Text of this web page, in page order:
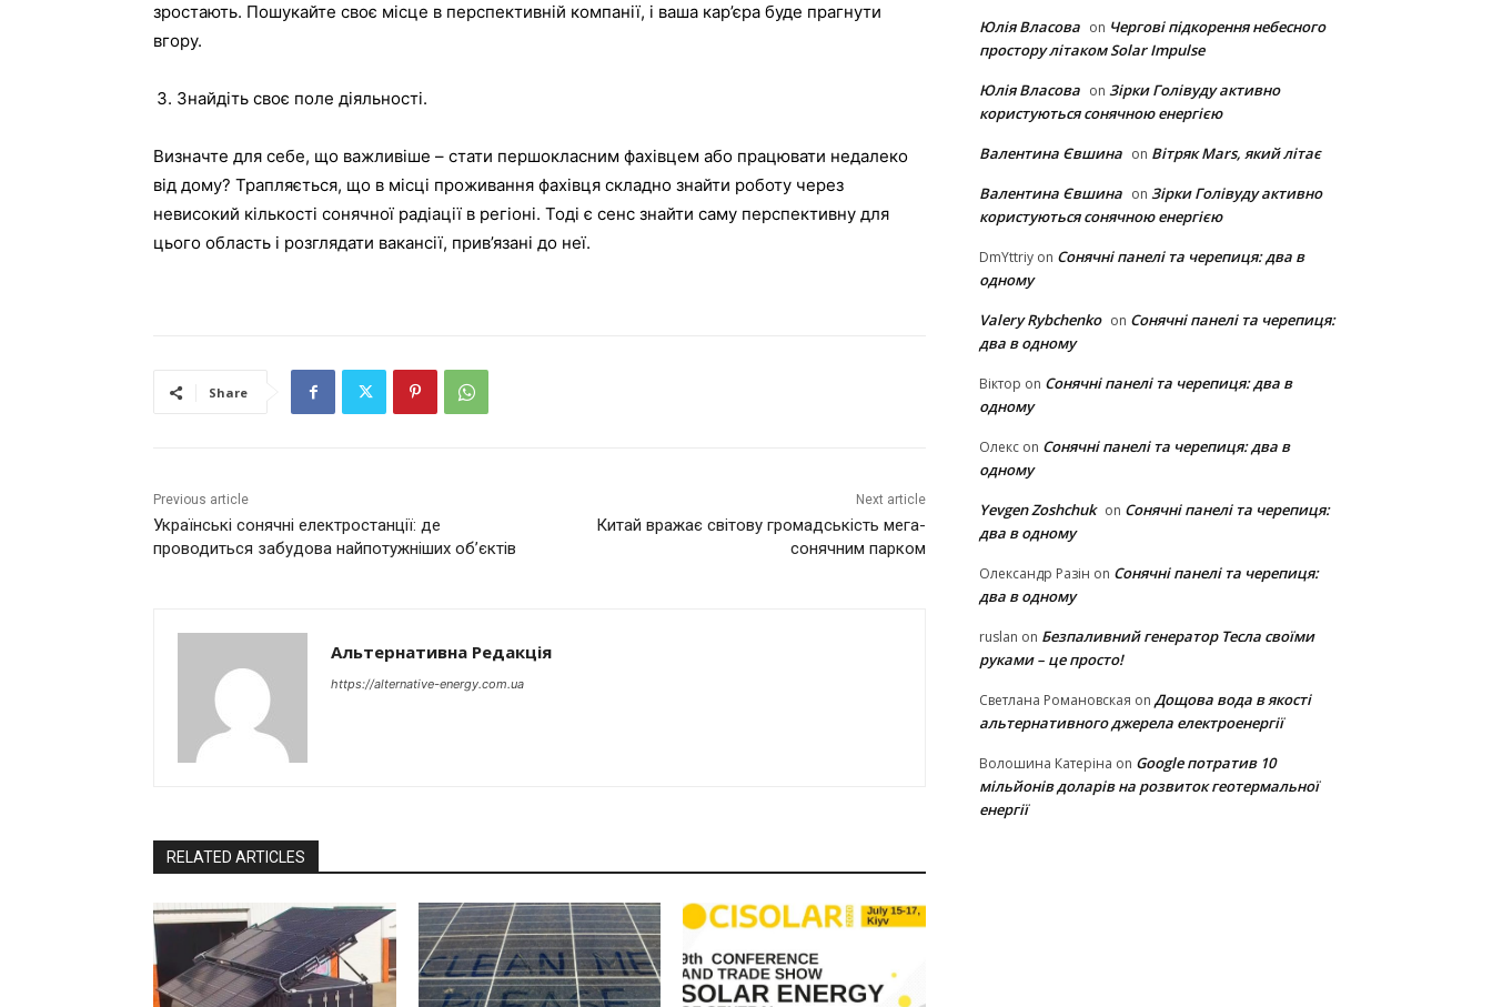
зростають. Пошукайте своє місце в перспективній компанії, і ваша кар’єра буде прагнути
вгору.
Знайдіть своє поле діяльності.
Визначте для себе, що важливіше – стати першокласним фахівцем або працювати недалеко
від дому? Трапляється, що в місці проживання фахівця складно знайти роботу через
невисокий кількості сонячної радіації в регіоні. Тоді є сенс знайти саму перспективну для
цього область і розглядати вакансії, прив’язані до неї.
Share
Previous article
Українські сонячні електростанції: де
проводиться забудова найпотужніших об’єктів
Next article
Китай вражає світову громадськість мега-
сонячним парком
Альтернативна Редакція
https://alternative-energy.com.ua
RELATED ARTICLES
Юлія Власова on Чергові підкорення небесного
простору літаком Solar Impulse
Юлія Власова on Зірки Голівуду активно
користуються сонячною енергією
Валентина Євшина on Вітряк Mars, який літає
Валентина Євшина on Зірки Голівуду активно
користуються сонячною енергією
DmYttriy on Сонячні панелі та черепиця: два в
одному
Valery Rybchenko on Сонячні панелі та черепиця:
два в одному
Віктор on Сонячні панелі та черепиця: два в
одному
Олекс on Сонячні панелі та черепиця: два в
одному
Yevgen Zoshchuk on Сонячні панелі та черепиця:
два в одному
Олександр Разін on Сонячні панелі та черепиця:
два в одному
ruslan on Безпаливний генератор Тесла своїми
руками – це просто!
Светлана Романовская on Дощова вода в якості
альтернативного джерела електроенергії
Волошина Катеріна on Google потратив 10
мільйонів доларів на розвиток геотермальної
енергії